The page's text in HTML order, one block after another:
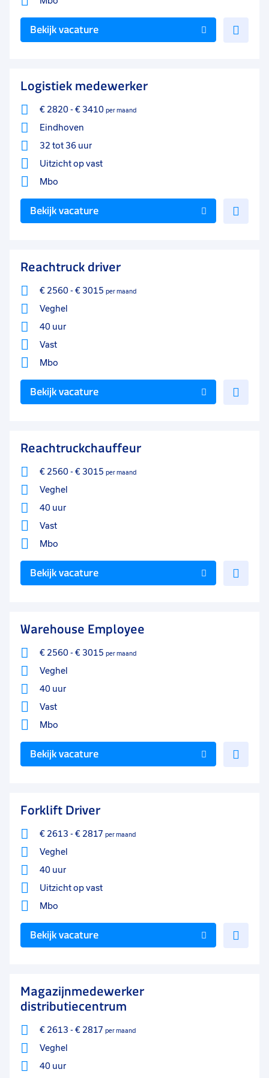
Bekijk vacature
Logistiek medewerker
€ 2820- € 3410 per maand
Eindhoven
32 tot 36 uur
Uitzicht op vast
Mbo
Bekijk vacature
Reachtruck driver
€ 2560- € 3015 per maand
Veghel
40 uur
Vast
Mbo
Bekijk vacature
Reachtruckchauffeur
€ 2560- € 3015 per maand
Veghel
40 uur
Vast
Mbo
Bekijk vacature
Warehouse Employee
€ 2560- € 3015 per maand
Veghel
40 uur
Vast
Mbo
Bekijk vacature
Forklift Driver
€ 2613 - € 2817 per maand
Veghel
40 uur
Uitzicht op vast
Mbo
Bekijk vacature
Magazijnmedewerker
distributiecentrum
€ 2613 - € 2817 per maand
Veghel
40 uur